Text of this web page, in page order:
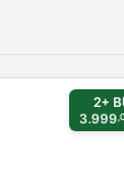
2+
3.999